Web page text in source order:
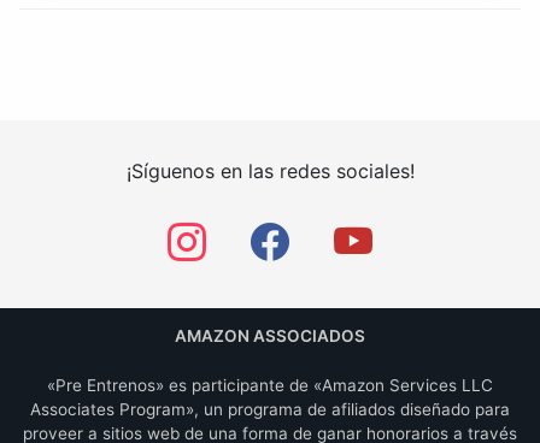
¡Síguenos en las redes sociales!
AMAZON ASSOCIADOS
«Pre Entrenos» es participante de «Amazon Services LLC
Associates Program», un programa de afiliados diseñado para
proveer a sitios web de una forma de ganar honorarios a través